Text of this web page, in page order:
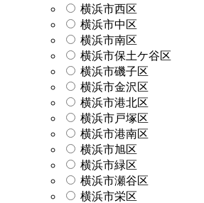
横浜市西区
横浜市中区
横浜市南区
横浜市保土ケ谷区
横浜市磯子区
横浜市金沢区
横浜市港北区
横浜市戸塚区
横浜市港南区
横浜市旭区
横浜市緑区
横浜市瀬谷区
横浜市栄区